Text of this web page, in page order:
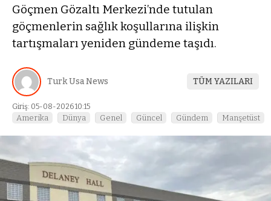
Göçmen Gözaltı Merkezi’nde tutulan
göçmenlerin sağlık koşullarına ilişkin
tartışmaları yeniden gündeme taşıdı.
Turk Usa News TÜM YAZILARI
Giriş: 05-08-2026 10:15
Amerika Dünya Genel Güncel Gündem Manşetüst